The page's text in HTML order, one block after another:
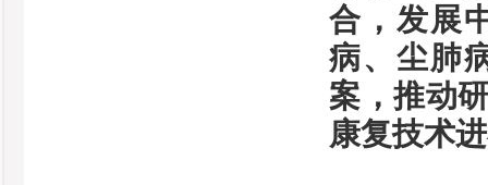
合，发展
病、尘肺
案，推动
康复技术